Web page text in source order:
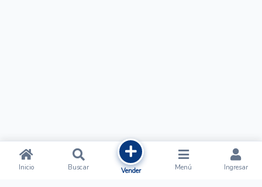
Inicio Buscar Vender Menú Ingresar